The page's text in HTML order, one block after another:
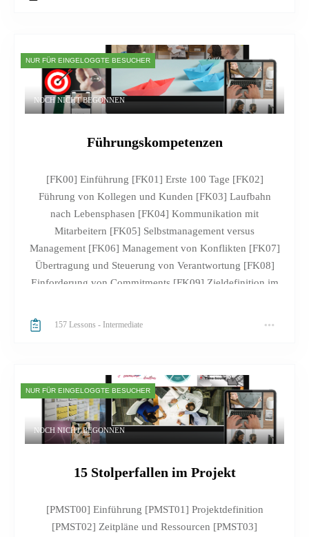
im Kurs bearbeitet und u m g e s e t z t werden sollen.
Dabei erhalten Sie von mir praktische Unterstützung mit
vielen Beispielen.
NUR FÜR EINGELOGGTE BESUCHER
NOCH NICHT BEGONNEN
Führungskompetenzen
[FK00] Einführung [FK01] Erste 100 Tage [FK02]
Führung von Kollegen und Kunden [FK03] Laufbahn
nach Lebensphasen [FK04] Kommunikation mit
Mitarbeitern [FK05] Selbstmanagement versus
Management [FK06] Management von Konflikten [FK07]
Übertragung und Steuerung von Verantwortung [FK08]
Einforderung von Commitments [FK09] Zieldefinition im
Projektstrukturierung und -planung [FK12] Trello-Board
[FK16] Die nächsten Schritte [FK17] Fortschrittstest
157 Lessons - Intermediate
NUR FÜR EINGELOGGTE BESUCHER
NOCH NICHT BEGONNEN
15 Stolperfallen im Projekt
[PMST00] Einführung [PMST01] Projektdefinition
[PMST02] Zeitpläne und Ressourcen [PMST03]